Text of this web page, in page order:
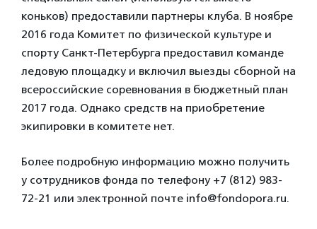
коньков) предоставили партнеры клуба. В ноябре
2016 года Комитет по физической культуре и
спорту Санкт-Петербурга предоставил команде
ледовую площадку и включил выезды сборной на
всероссийские соревнования в бюджетный план
2017 года. Однако средств на приобретение
экипировки в комитете нет.
Более подробную информацию можно получить
у сотрудников фонда по телефону +7 (812) 983-
72-21 или электронной почте info@fondopora.ru.